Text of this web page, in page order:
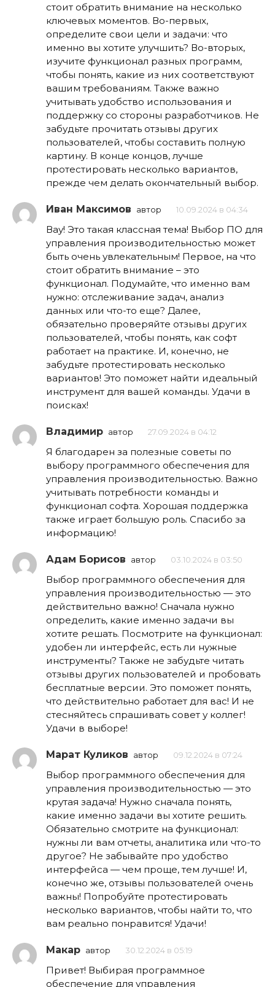
стоит обратить внимание на несколько
ключевых моментов. Во-первых,
определите свои цели и задачи: что
именно вы хотите улучшить? Во-вторых,
изучите функционал разных программ,
чтобы понять, какие из них соответствуют
вашим требованиям. Также важно
учитывать удобство использования и
поддержку со стороны разработчиков. Не
забудьте прочитать отзывы других
пользователей, чтобы составить полную
картину. В конце концов, лучше
протестировать несколько вариантов,
прежде чем делать окончательный выбор.
Иван Максимов автор 10.09.2024 в 04:34
Вау! Это такая классная тема! Выбор ПО для
управления производительностью может
быть очень увлекательным! Первое, на что
стоит обратить внимание – это
функционал. Подумайте, что именно вам
нужно: отслеживание задач, анализ
данных или что-то еще? Далее,
обязательно проверяйте отзывы других
пользователей, чтобы понять, как софт
работает на практике. И, конечно, не
забудьте протестировать несколько
вариантов! Это поможет найти идеальный
инструмент для вашей команды. Удачи в
поисках!
Владимир автор 27.09.2024 в 04:12
Я благодарен за полезные советы по
выбору программного обеспечения для
управления производительностью. Важно
учитывать потребности команды и
функционал софта. Хорошая поддержка
также играет большую роль. Спасибо за
информацию!
Адам Борисов автор 03.10.2024 в 03:50
Выбор программного обеспечения для
управления производительностью — это
действительно важно! Сначала нужно
определить, какие именно задачи вы
хотите решать. Посмотрите на функционал:
удобен ли интерфейс, есть ли нужные
инструменты? Также не забудьте читать
отзывы других пользователей и пробовать
бесплатные версии. Это поможет понять,
что действительно работает для вас! И не
стесняйтесь спрашивать совет у коллег!
Удачи в выборе!
Марат Куликов автор 09.12.2024 в 07:24
Выбор программного обеспечения для
управления производительностью — это
крутая задача! Нужно сначала понять,
какие именно задачи вы хотите решить.
Обязательно смотрите на функционал:
нужны ли вам отчеты, аналитика или что-то
другое? Не забывайте про удобство
интерфейса — чем проще, тем лучше! И,
конечно же, отзывы пользователей очень
важны! Попробуйте протестировать
несколько вариантов, чтобы найти то, что
вам реально понравится! Удачи!
Макар автор 30.12.2024 в 05:19
Привет! Выбирая программное
обеспечение для управления